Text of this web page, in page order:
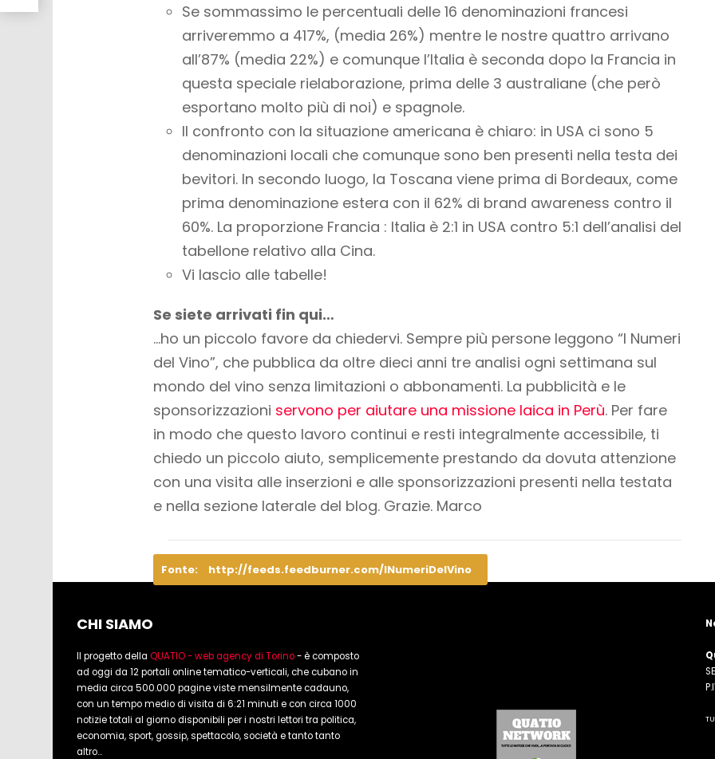
Se sommassimo le percentuali delle 16 denominazioni francesi
arriveremmo a 417%, (media 26%) mentre le nostre quattro arrivano
all’87% (media 22%) e comunque l’Italia è seconda dopo la Francia in
questa speciale rielaborazione, prima delle 3 australiane (che però
esportano molto più di noi) e spagnole.
Il confronto con la situazione americana è chiaro: in USA ci sono 5
denominazioni locali che comunque sono ben presenti nella testa dei
bevitori. In secondo luogo, la Toscana viene prima di Bordeaux, come
prima denominazione estera con il 62% di brand awareness contro il
60%. La proporzione Francia : Italia è 2:1 in USA contro 5:1 dell’analisi del
tabellone relativo alla Cina.
Vi lascio alle tabelle!
Se siete arrivati fin qui…
…ho un piccolo favore da chiedervi. Sempre più persone leggono “I Numeri
del Vino”, che pubblica da oltre dieci anni tre analisi ogni settimana sul
mondo del vino senza limitazioni o abbonamenti. La pubblicità e le
sponsorizzazioni servono per aiutare una missione laica in Perù. Per fare
in modo che questo lavoro continui e resti integralmente accessibile, ti
chiedo un piccolo aiuto, semplicemente prestando da dovuta attenzione
con una visita alle inserzioni e alle sponsorizzazioni presenti nella testata
e nella sezione laterale del blog. Grazie. Marco
Fonte: http://feeds.feedburner.com/INumeriDelVino
CHI SIAMO
Il progetto della QUATIO - web agency di Torino- è composto
ad oggi da 12 portali online tematico-verticali, che cubano in
media circa 500.000 pagine viste mensilmente cadauno,
con un tempo medio di visita di 6:21 minuti e con circa 1000
notizie totali al giorno disponibili per i nostri lettori tra politica,
economia, sport, gossip, spettacolo, società e tanto tanto
altro...